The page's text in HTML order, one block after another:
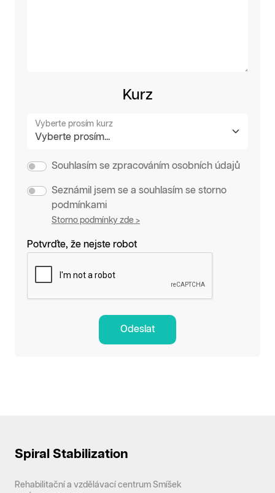
Kurz
Vyberte prosím kurz
Souhlasím se zpracováním osobních údajů
Seznámil jsem se a souhlasím se storno
podmínkami
Storno podmínky zde >
Potvrďte, že nejste robot
Odeslat
Spiral Stabilization
Rehabilitační a vzdělávací centrum Smíšek